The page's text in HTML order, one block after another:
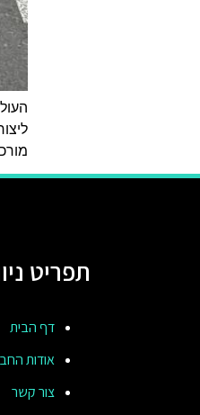
תפריט
דף הבית
אודות
צור קשר